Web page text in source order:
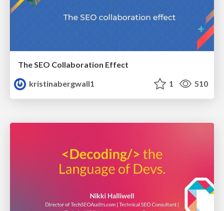
The SEO Collaboration Effect
kristinabergwall1
1 510